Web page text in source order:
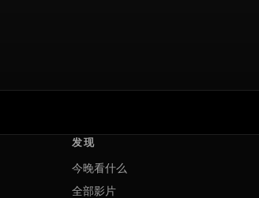
发现
今晚看什么
全部影片